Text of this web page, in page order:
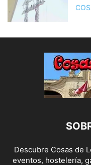
Descubre Cosas de
eventos, hostelería,